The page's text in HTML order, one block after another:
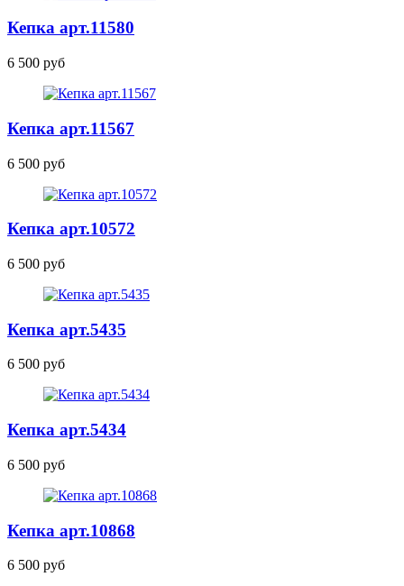
Кепка арт.11580
6 500 руб
Кепка арт.11567
6 500 руб
Кепка арт.10572
6 500 руб
Кепка арт.5435
6 500 руб
Кепка арт.5434
6 500 руб
Кепка арт.10868
6 500 руб